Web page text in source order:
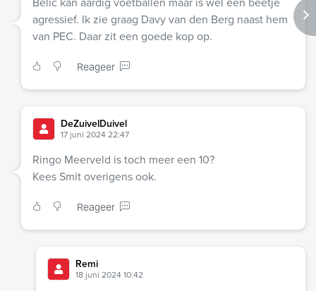
agressief. Ik zie graag Davy van den Berg naast hem
van PEC. Daar zit een goede kop op.
Reageer
DeZuivelDuivel
17 juni 2024 22:47
Ringo Meerveld is toch meer een 10?
Kees Smit overigens ook.
Reageer
Remi
18 juni 2024 10:42